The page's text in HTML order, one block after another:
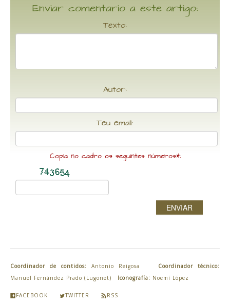
Enviar comentario a este artigo:
Texto:
Autor:
Teu email:
Copia no cadro os seguintes números*:
ENVIAR
Coordinador de contidos: Antonio Reigosa Coordinador técnico:
Manuel Fernández Prado (Lugonet) Iconografía: Noemí López
FACEBOOK TWITTER RSS